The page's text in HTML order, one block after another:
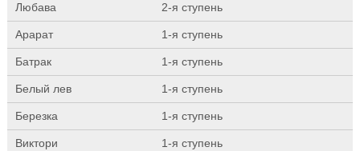
Любава 2-я ступень
Арарат 1-я ступень
Батрак 1-я ступень
Белый лев 1-я ступень
Березка 1-я ступень
Виктори 1-я ступень